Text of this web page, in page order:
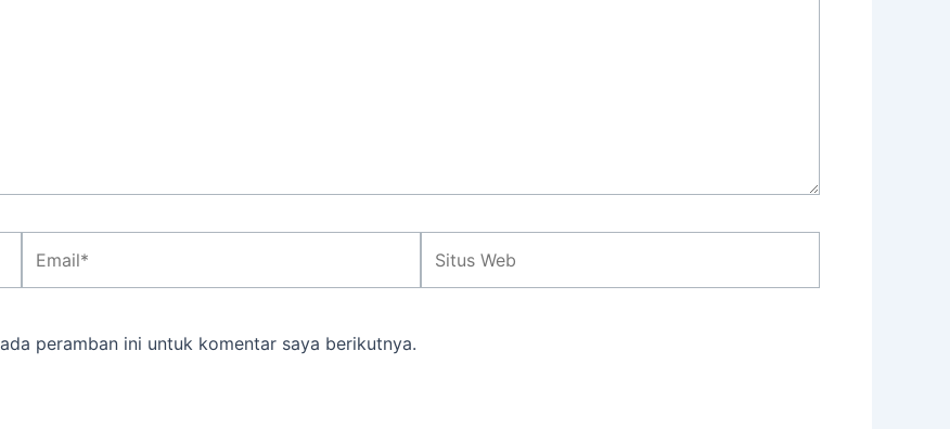
Web
peramban ini untuk komentar saya berikutnya.